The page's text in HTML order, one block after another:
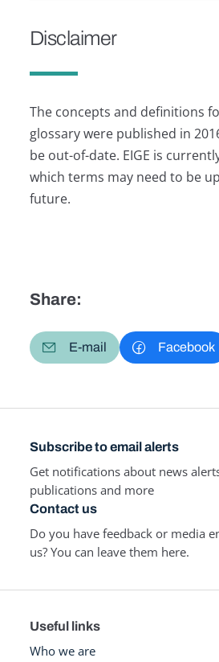
Disclaimer
The concepts and definitions
glossary were published in
be out-of-date. EIGE is
which terms may need to be
future.
Share:
E-mail Facebook
Subscribe to email alerts
Get notifications about news
publications and more
Contact us
Do you have feedback or media
us? You can leave them here.
Useful links
Who we are